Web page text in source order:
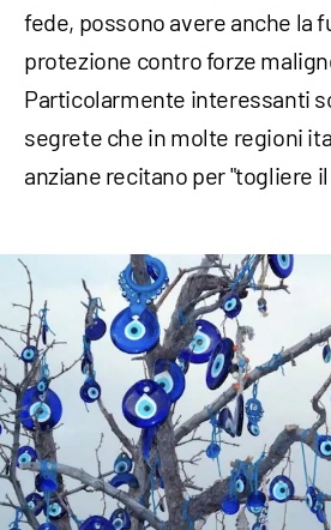
fede, possono avere anche la
protezione contro forze
Particolarmente interessanti
segrete che in molte regioni
anziane recitano per "togliere